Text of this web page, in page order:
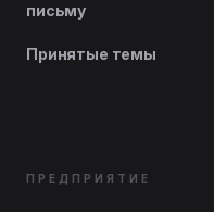
письму
Принятые темы
ПРЕДПРИЯТИЕ